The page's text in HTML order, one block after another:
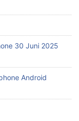
30 Juni 2025
Android